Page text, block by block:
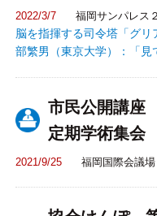
2022/3/7 福岡サンパレス
脳を指揮する司令塔「グリア
部繁男（東京大学）：「見
す」 小泉修一（山梨大
る」
市民公開講
定期学術集会
2021/9/25 福岡国際会議